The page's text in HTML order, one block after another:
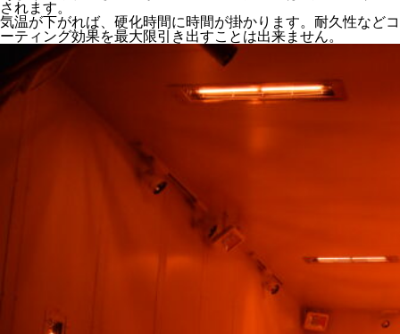
されます。
気温が下がれば、硬化時間に時間が掛かります。耐久性などコ
ーティング効果を最大限引き出すことは出来ません。